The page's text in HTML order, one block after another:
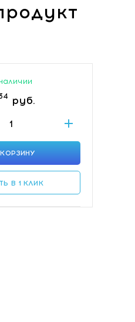
руб.
В 1 КЛИК